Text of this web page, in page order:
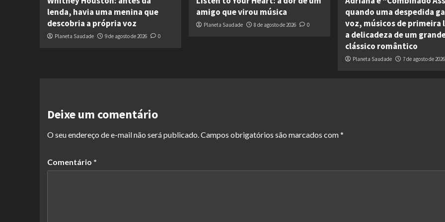
lenda, havia uma menina que
descobria a própria voz
Planeta Saudade 9 de agosto de 2026 0
amigo que virou música
Planeta Saudade 8 de agosto de 2026 0
quando uma despedida
voz, músicos de primeira
a delicadeza de um
clássico romântico
Planeta Saudade 7 de agosto de 2026
Deixe um comentário
O seu endereço de e-mail não será publicado.Campos obrigatórios são marcados com*
Comentário *